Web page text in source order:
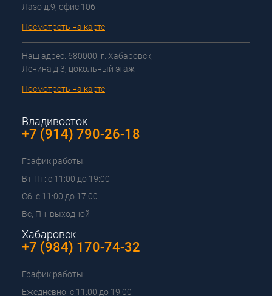
Лазо д.9, офис 106
Посмотреть на карте
Наш адрес: 680000, г. Хабаровск,
Ленина д.3, цокольный этаж
Посмотреть на карте
Владивосток
+7 (914) 790-26-18
График работы:
Вт-Пт: с 11:00 до 19:00
Сб: с 11:00 до 17:00
Вс, Пн: выходной
Хабаровск
+7 (984) 170-74-32
График работы:
Ежедневно: с 11:00 до 19:00